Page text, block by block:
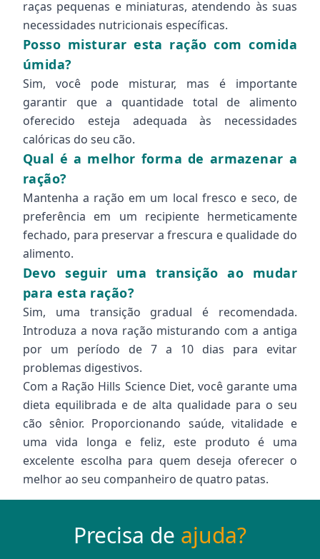
raças pequenas e miniaturas, atendendo às suas
necessidades nutricionais específicas.
Posso misturar esta ração com comida
úmida?
Sim, você pode misturar, mas é importante
garantir que a quantidade total de alimento
oferecido esteja adequada às necessidades
calóricas do seu cão.
Qual é a melhor forma de armazenar a
ração?
Mantenha a ração em um local fresco e seco, de
preferência em um recipiente hermeticamente
fechado, para preservar a frescura e qualidade do
alimento.
Devo seguir uma transição ao mudar
para esta ração?
Sim, uma transição gradual é recomendada.
Introduza a nova ração misturando com a antiga
por um período de 7 a 10 dias para evitar
problemas digestivos.
Com a Ração Hills Science Diet, você garante uma
dieta equilibrada e de alta qualidade para o seu
cão sênior. Proporcionando saúde, vitalidade e
uma vida longa e feliz, este produto é uma
excelente escolha para quem deseja oferecer o
melhor ao seu companheiro de quatro patas.
Precisa de ajuda?